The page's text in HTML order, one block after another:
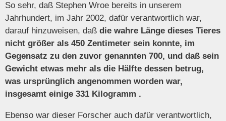
So sehr, daß Stephen Wroe bereits in unserem
Jahrhundert, im Jahr 2002, dafür verantwortlich war,
darauf hinzuweisen, daß die wahre Länge dieses Tieres
nicht größer als 450 Zentimeter sein konnte, im
Gegensatz zu den zuvor genannten 700, und daß sein
Gewicht etwas mehr als die Hälfte dessen betrug,
was ursprünglich angenommen worden war,
insgesamt einige 331 Kilogramm .
Ebenso war dieser Forscher auch dafür verantwortlich,